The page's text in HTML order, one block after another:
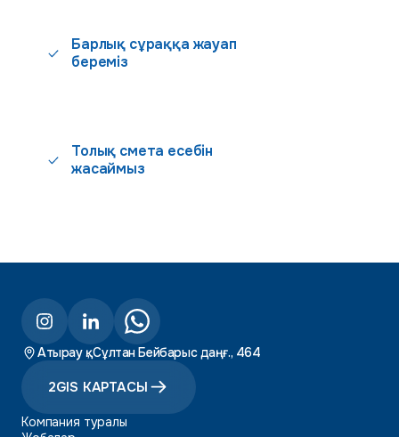
Барлық сұраққа жауап
береміз
Толық смета есебін
жасаймыз
Атырау қ., Сұлтан Бейбарыс даңғ., 464
2GIS КАРТАСЫ
Компания туралы